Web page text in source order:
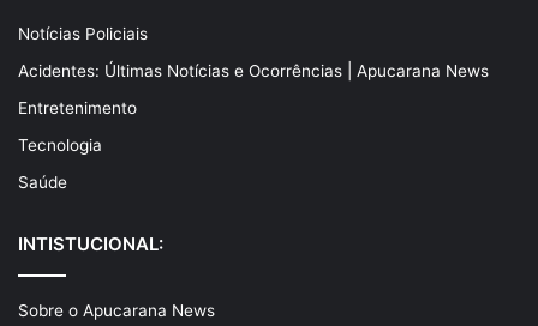
Notícias Policiais
Acidentes: Últimas Notícias e Ocorrências | Apucarana News
Entretenimento
Tecnologia
Saúde
INTISTUCIONAL:
Sobre o Apucarana News